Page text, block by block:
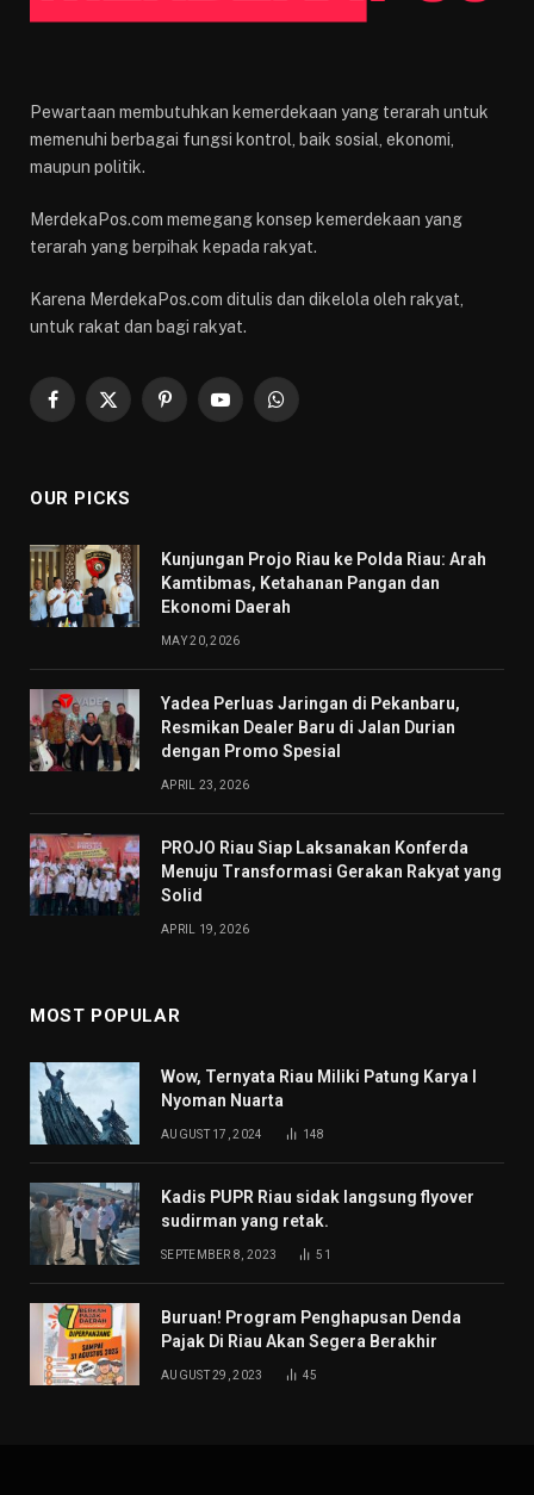
Pewartaan membutuhkan kemerdekaan yang terarah untuk
memenuhi berbagai fungsi kontrol, baik sosial, ekonomi,
maupun politik.
MerdekaPos.com memegang konsep kemerdekaan yang
terarah yang berpihak kepada rakyat.
Karena MerdekaPos.com ditulis dan dikelola oleh rakyat,
untuk rakat dan bagi rakyat.
Facebook
X
PinterestYouTubeWhatsApp
OUR PICKS
Kunjungan Projo Riau ke Polda Riau: Arah
Kamtibmas, Ketahanan Pangan dan
Ekonomi Daerah
MAY 20, 2026
Yadea Perluas Jaringan di Pekanbaru,
Resmikan Dealer Baru di Jalan Durian
dengan Promo Spesial
APRIL 23, 2026
PROJO Riau Siap Laksanakan Konferda
Menuju Transformasi Gerakan Rakyat yang
Solid
APRIL 19, 2026
MOST POPULAR
Wow, Ternyata Riau Miliki Patung Karya I
Nyoman Nuarta
AUGUST 17, 2024 148
Kadis PUPR Riau sidak langsung flyover
sudirman yang retak.
SEPTEMBER 8, 2023 51
Buruan! Program Penghapusan Denda
Pajak Di Riau Akan Segera Berakhir
AUGUST 29, 2023 45